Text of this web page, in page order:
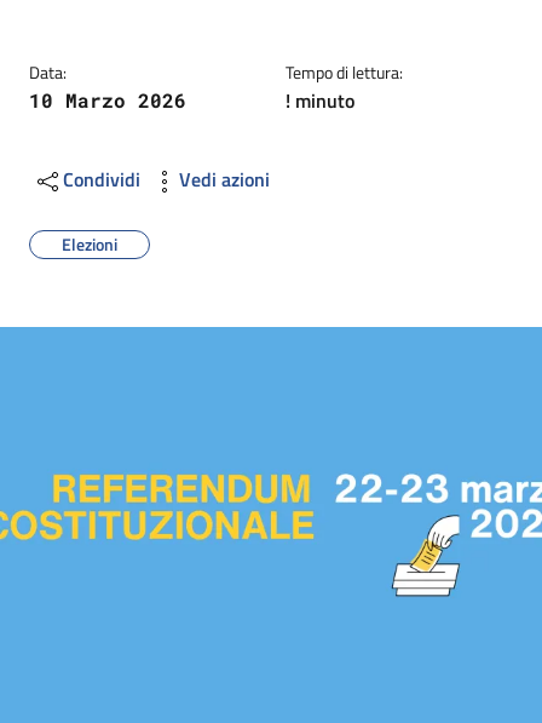
Data:
10 Marzo 2026
Tempo di lettura:
! minuto
Condividi Vedi azioni
Elezioni